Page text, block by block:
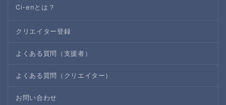
Ci-enとは？
クリエイター登録
よくある質問（支援者）
よくある質問（クリエイター）
お問い合わせ